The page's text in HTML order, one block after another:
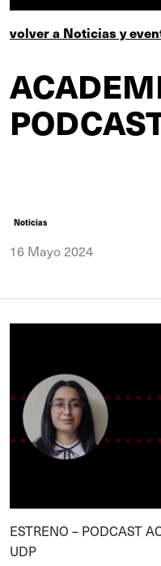
volver a Noticias y
Noticias
16 Mayo 2024
ESTRENO – PODCAST
UDP